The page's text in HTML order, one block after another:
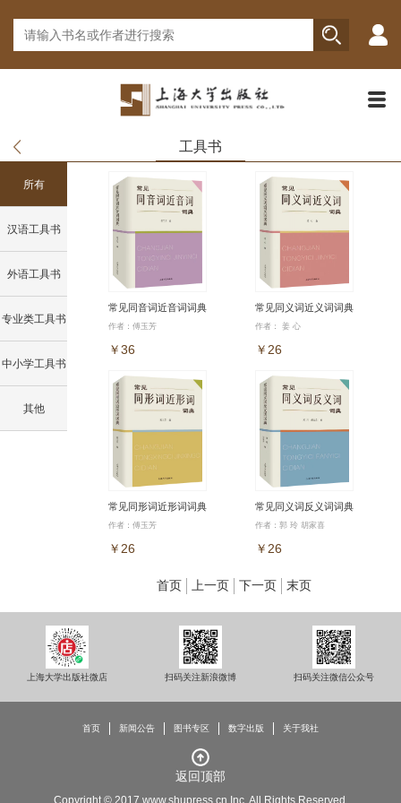
工具书
所有
汉语工具书
外语工具书
专业类工具书
中小学工具书
其他
常见同音词近音词词典
作者：傅玉芳
￥36
常见同义词近义词词典
作者： 姜 心
￥26
常见同形词近形词词典
作者：傅玉芳
￥26
常见同义词反义词词典
作者：郭 玲 胡家喜
￥26
首页 上一页 下一页 末页
上海大学出版社微店 扫码关注新浪微博 扫码关注微信公众号
首页 新闻公告 图书专区 数字出版 关于我社
返回顶部
Copyright © 2017 www.shupress.cn Inc. All Rights Reserved.